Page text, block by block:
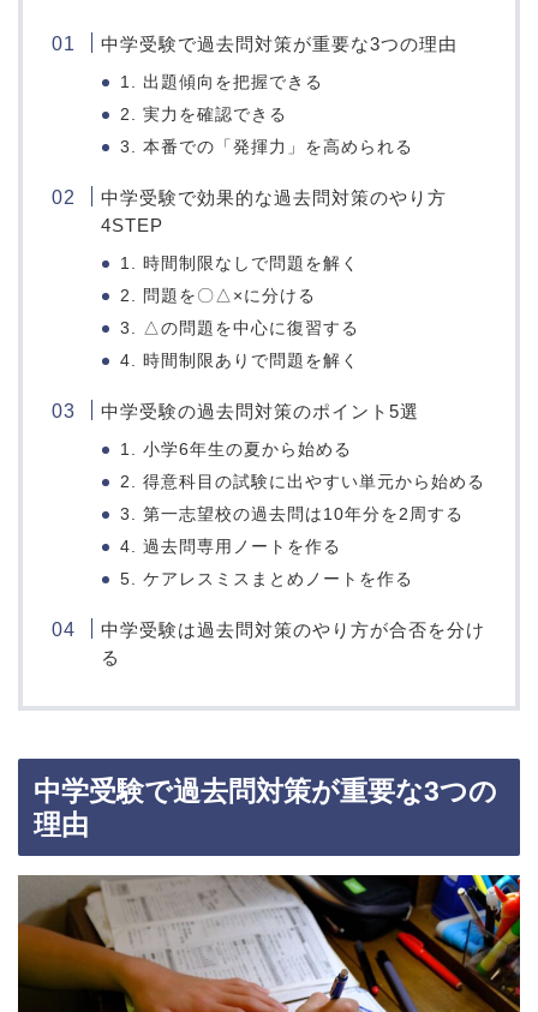
中学受験で過去問対策が重要な3つの理由
1. 出題傾向を把握できる
2. 実力を確認できる
3. 本番での「発揮力」を高められる
中学受験で効果的な過去問対策のやり方
4STEP
1. 時間制限なしで問題を解く
2. 問題を〇△×に分ける
3. △の問題を中心に復習する
4. 時間制限ありで問題を解く
中学受験の過去問対策のポイント5選
1. 小学6年生の夏から始める
2. 得意科目の試験に出やすい単元から始める
3. 第一志望校の過去問は10年分を2周する
4. 過去問専用ノートを作る
5. ケアレスミスまとめノートを作る
中学受験は過去問対策のやり方が合否を分け
る
中学受験で過去問対策が重要な3つの
理由